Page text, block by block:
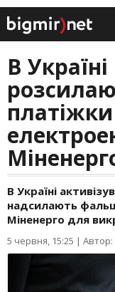
В
В Україні
надсилають
Міненерго для
5 червня, 15:25 |